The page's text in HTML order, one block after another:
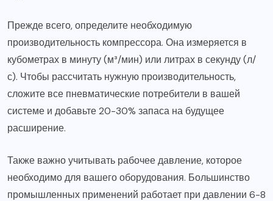
Прежде всего, определите необходимую
производительность компрессора. Она измеряется в
кубометрах в минуту (м³/мин) или литрах в секунду (л/
с). Чтобы рассчитать нужную производительность,
сложите все пневматические потребители в вашей
системе и добавьте 20-30% запаса на будущее
расширение.
Также важно учитывать рабочее давление, которое
необходимо для вашего оборудования. Большинство
промышленных применений работает при давлении 6-8